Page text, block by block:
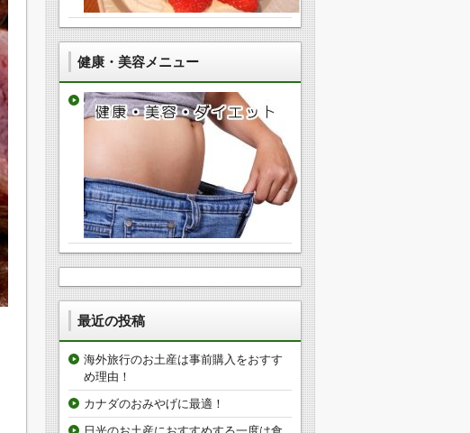
健康・美容メニュー
最近の投稿
海外旅行のお土産は事前購入をおすす
め理由！
カナダのおみやげに最適！